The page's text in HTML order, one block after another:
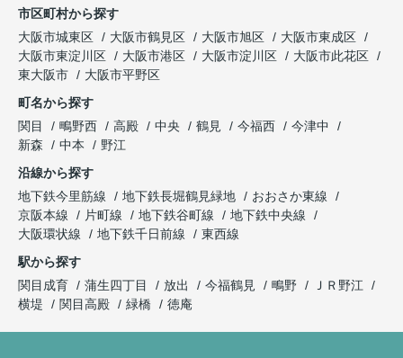
市区町村から探す
大阪市城東区
大阪市鶴見区 大阪市旭区
大阪市東成区
大阪市東淀川区
大阪市港区 大阪市淀川区
大阪市此花区
東大阪市
大阪市平野区
町名から探す
関目
鴫野西 高殿 中央 鶴見 今福西
今津中
新森
中本
野江
沿線から探す
地下鉄今里筋線
地下鉄長堀鶴見緑地
おおさか東線
京阪本線
片町線 地下鉄谷町線
地下鉄中央線
大阪環状線
地下鉄千日前線
東西線
駅から探す
関目成育
蒲生四丁目 放出 今福鶴見 鴫野
ＪＲ野江
横堤
関目高殿 緑橋 徳庵